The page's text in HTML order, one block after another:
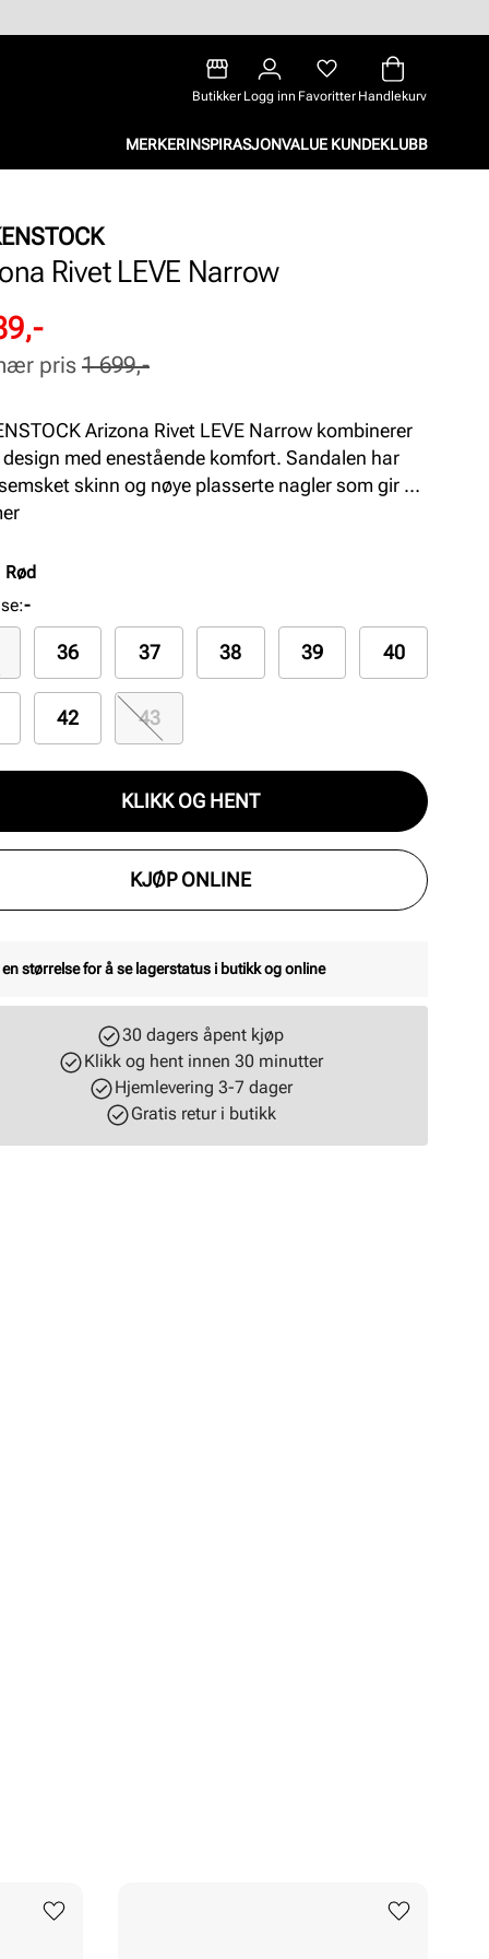
Butikker Logg inn Favoritter Handlekurv
MERKERINSPIRASJONVALUE KUNDEKLUBB
Rivet LEVE Narrow
pris 1 699,-
Arizona Rivet LEVE Narrow kombinerer
med enestående komfort. Sandalen har
skinn og nøye plasserte nagler som gir et
uten å forstyrre. Perfekt for damer som
passform. Farge: Zinfandel
Rød
:-
36 37 38 39 40
42 43
KLIKK OG HENT
KJØP ONLINE
størrelse for å se lagerstatus i butikk og online
30 dagers åpent kjøp
Klikk og hent innen 30 minutter
Hjemlevering 3-7 dager
Gratis retur i butikk